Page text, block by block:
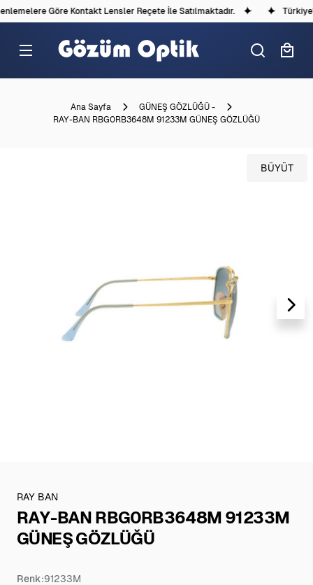
Göre Kontakt Lensler Reçete İle Satılmaktadır.
Ana Sayfa
GÜNEŞ GÖZLÜĞÜ -
RAY-BAN RBG0RB3648M 91233M GÜNEŞ GÖZLÜĞÜ
BÜYÜT
RAY BAN
RAY-BAN RBG0RB3648M 91233M
GÜNEŞ GÖZLÜĞÜ
Renk:91233M